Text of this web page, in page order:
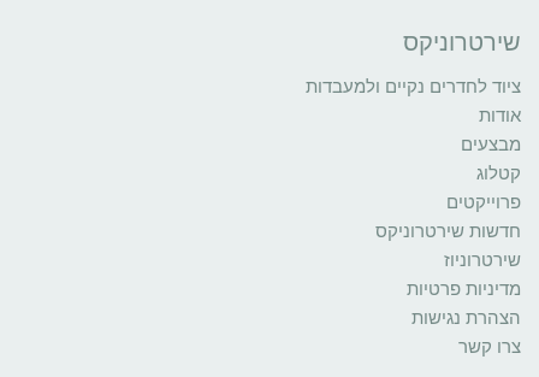
שירטרוניקס
ציוד לחדרים נקיים ולמעבדות
אודות
מבצעים
קטלוג
פרוייקטים
חדשות שירטרוניקס
שירטרוניוז
מדיניות פרטיות
הצהרת נגישות
צרו קשר